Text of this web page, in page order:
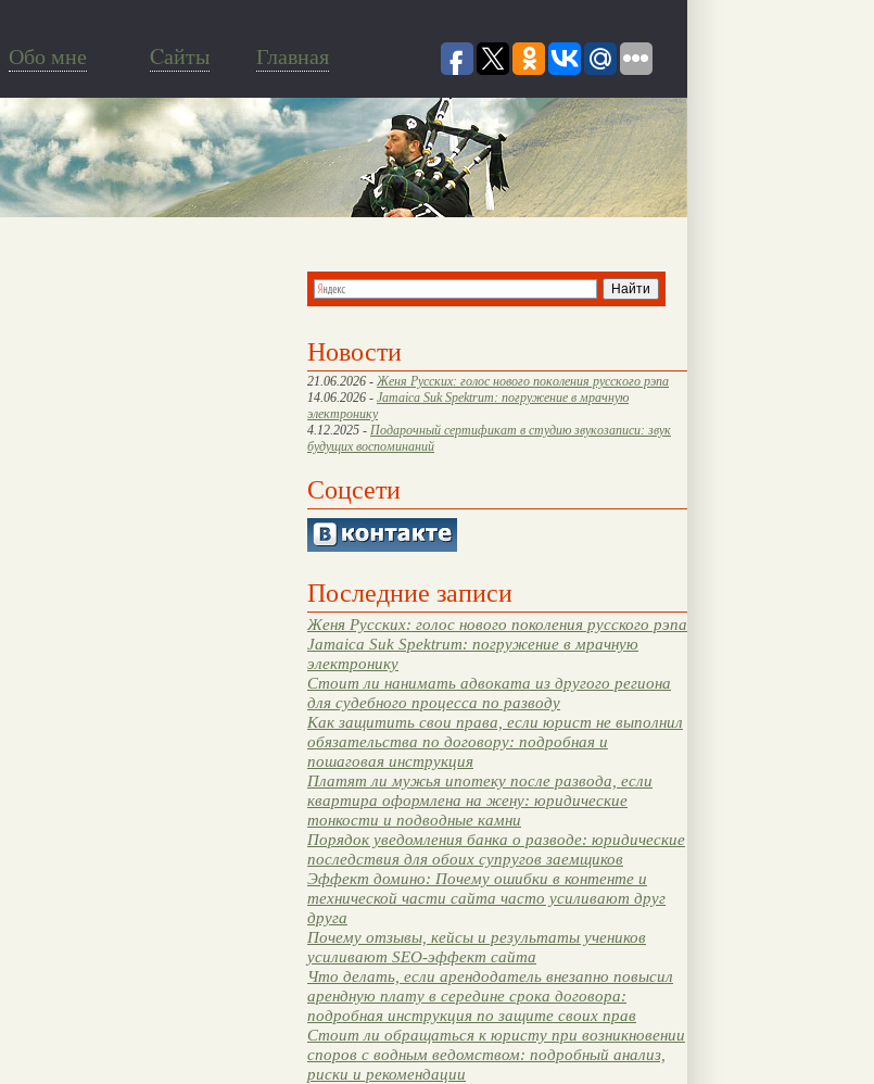
Обо мне Cайты Главная
Новости
21.06.2026 - Женя Русских: голос нового поколения русского рэпа
14.06.2026 - Jamaica Suk Spektrum: погружение в мрачную
электронику
4.12.2025 - Подарочный сертификат в студию звукозаписи: звук
будущих воспоминаний
Соцсети
Последние записи
Женя Русских: голос нового поколения русского рэпа
Jamaica Suk Spektrum: погружение в мрачную
электронику
Стоит ли нанимать адвоката из другого региона
для судебного процесса по разводу
Как защитить свои права, если юрист не выполнил
обязательства по договору: подробная и
пошаговая инструкция
Платят ли мужья ипотеку после развода, если
квартира оформлена на жену: юридические
тонкости и подводные камни
Порядок уведомления банка о разводе: юридические
последствия для обоих супругов заемщиков
Эффект домино: Почему ошибки в контенте и
технической части сайта часто усиливают друг
друга
Почему отзывы, кейсы и результаты учеников
усиливают SEO-эффект сайта
Что делать, если арендодатель внезапно повысил
арендную плату в середине срока договора:
подробная инструкция по защите своих прав
Стоит ли обращаться к юристу при возникновении
споров с водным ведомством: подробный анализ,
риски и рекомендации